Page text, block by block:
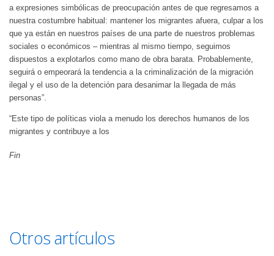
a expresiones simbólicas de preocupación antes de que regresamos a
nuestra costumbre habitual: mantener los migrantes afuera, culpar a los
que ya están en nuestros países de una parte de nuestros problemas
sociales o económicos – mientras al mismo tiempo, seguimos
dispuestos a explotarlos como mano de obra barata. Probablemente,
seguirá o empeorará la tendencia a la criminalización de la migración
ilegal y el uso de la detención para desanimar la llegada de más
personas”.
“Este tipo de políticas viola a menudo los derechos humanos de los
migrantes y contribuye a los
Fin
Otros artículos